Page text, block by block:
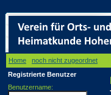
Home noch nicht zugeordnet
Registrierte Benutzer
Benutzername: